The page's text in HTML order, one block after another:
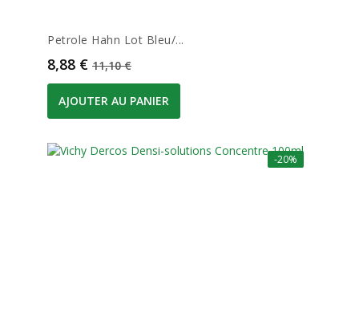
Petrole Hahn Lot Bleu/...
Prix
8,88 € Prix de base
11,10 €
AJOUTER AU PANIER
-20%